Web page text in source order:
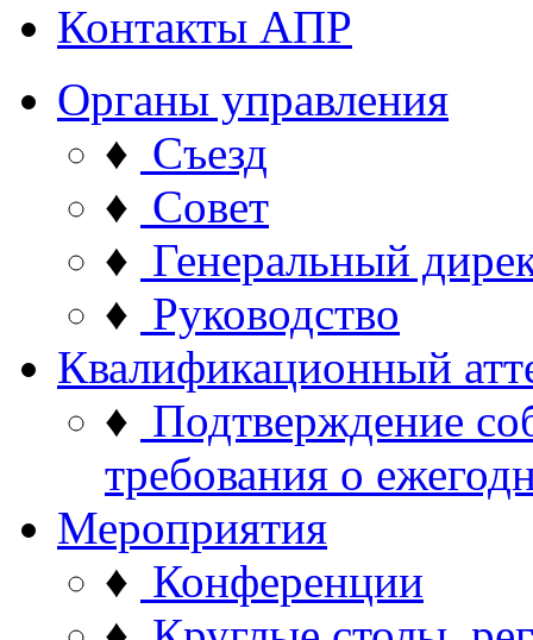
Контакты АПР
Органы управления
♦ Съезд
♦ Совет
♦ Генеральный
♦ Руководство
Квалификационный
♦ Подтверждение
требования о
Мероприятия
♦ Конференции